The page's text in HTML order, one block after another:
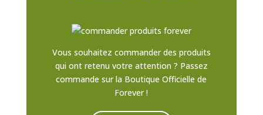
Vous souhaitez commander des produits
qui ont retenu votre attention ? Passez
commande sur la Boutique Officielle de
Forever !